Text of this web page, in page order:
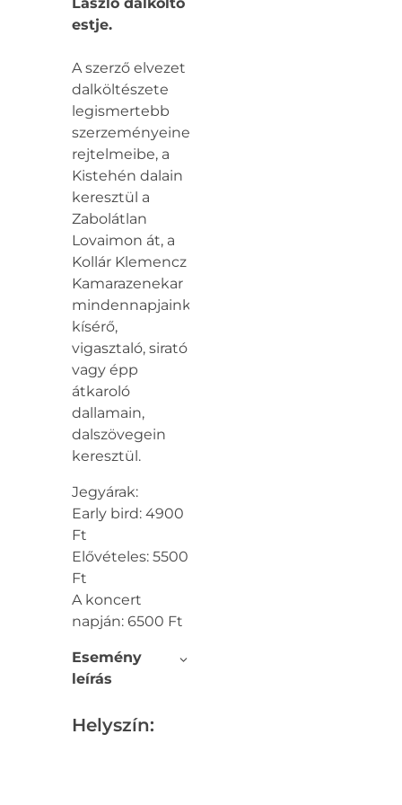
estje.
A szerző elvezet
dalköltészete
legismertebb
szerzeményeinek
rejtelmeibe, a
Kistehén dalain
keresztül a
Zabolátlan
Lovaimon át, a
Kollár Klemencz
Kamarazenekar
mindennapjainkat
kísérő,
vigasztaló, sirató
vagy épp
átkaroló
dallamain,
dalszövegein
keresztül.
Jegyárak:
Early bird: 4900
Ft
Elővételes: 5500
Ft
A koncert
napján: 6500 Ft
Esemény
leírás
Helyszín: